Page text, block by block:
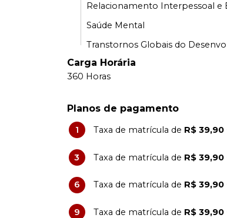
Relacionamento Interpessoal e
Saúde Mental
Transtornos Globais do
Carga Horária
360 Horas
Planos de pagamento
1 Taxa de matrícula de R$ 39,90
3 Taxa de matrícula de R$ 39,90
6 Taxa de matrícula de R$ 39,90
9 Taxa de matrícula de R$ 39,90